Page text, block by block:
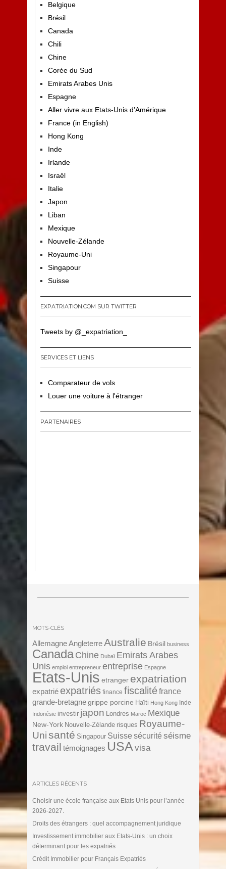
Belgique
Brésil
Canada
Chili
Chine
Corée du Sud
Emirats Arabes Unis
Espagne
Aller vivre aux Etats-Unis d’Amérique
France (in English)
Hong Kong
Inde
Irlande
Israël
Italie
Japon
Liban
Mexique
Nouvelle-Zélande
Royaume-Uni
Singapour
Suisse
EXPATRIATION.COM SUR TWITTER
Tweets by @_expatriation_
SERVICES ET LIENS
Comparateur de vols
Louer une voiture à l'étranger
PARTENAIRES
MOTS-CLÉS
Allemagne AngleterreAustralie Brésil business
Canada Chine Dubaï Emirats Arabes
Unis emploi entrepreneur entreprise Espagne
Etats-Unis etranger expatriation
expatrié expatriés finance fiscalitéfrance
grande-bretagne grippe porcine Haïti Hong Kong Inde
Indonésie investir japon Londres Maroc Mexique
New-York Nouvelle-Zélande risques Royaume-
Unisanté Singapour Suisse sécurité séisme
travail témoignages USA visa
ARTICLES RÉCENTS
Choisir une école française aux Etats Unis pour l’année
2026-2027.
Droits des étrangers : quel accompagnement juridique
Investissement immobilier aux Etats-Unis : un choix
déterminant pour les expatriés
Crédit Immobilier pour Français Expatriés